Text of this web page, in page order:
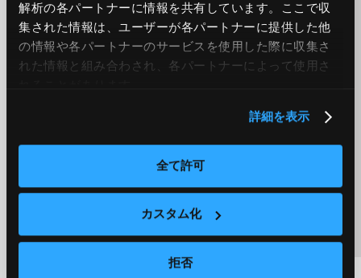
解析の各パートナーに情報を共有しています。ここで収
集された情報は、ユーザーが各パートナーに提供した他
の情報や各パートナーのサービスを使用した際に収集さ
れた情報と組み合わされ、各パートナーによって使用さ
詳細を表示
全て許可
カスタム化
拒否
*Google Cloud は、Google LLCの商標です。
JIG-SAW株式会社について
最先端チップ、モジュール開発及び各種通信制御、次世代リ
アルタイムOSの研究開発
(OT)」をベースにした全産業の自動化、分散化、シェアリン
※OS技術を軸としたソフトウェア技術と組込み、超高速通
信、信号制御を軸にしたハードウェア技術を保有並びに基盤
技術の再生医療及び画像制御分野等への応用。